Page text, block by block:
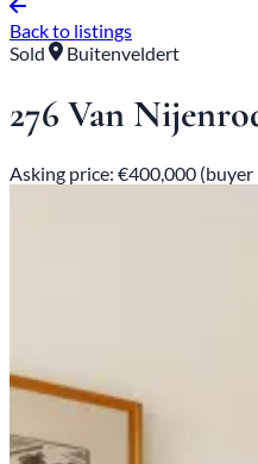
Back to listings
Sold
Buitenveldert
276 Van
Asking price: €400,000 (buyer